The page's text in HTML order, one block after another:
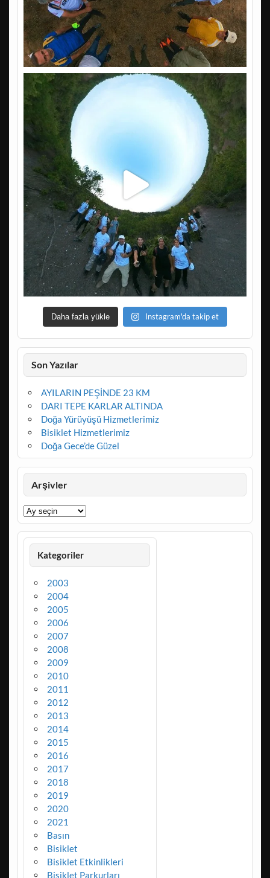
Daha fazla yükle Instagram'da takip et
Son Yazılar
AYILARIN PEŞİNDE 23 KM
DARI TEPE KARLAR ALTINDA
Doğa Yürüyüşü Hizmetlerimiz
Bisiklet Hizmetlerimiz
Doğa Gece’de Güzel
Arşivler
Arşivler
Kategoriler
2003
2004
2005
2006
2007
2008
2009
2010
2011
2012
2013
2014
2015
2016
2017
2018
2019
2020
2021
Basın
Bisiklet
Bisiklet Etkinlikleri
Bisiklet Parkurları